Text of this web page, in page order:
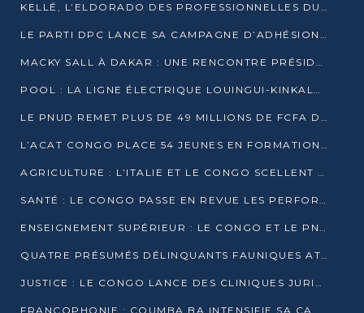
KELLÉ, L’ELDORADO DES PROFESSIONNELLES DU SEXE
LE PARTI DPC LANCE SA CAMPAGNE D’ADHÉSIONS ET VEUT STRUCTURER SA PRÉSENCE DANS LES 15 DÉPARTEMENTS
MACKY SALL À DAKAR : UNE RENCONTRE PRÉSIDENTIELLE QUI DIVISE L’OPINION SÉNÉGALAISE
POOL : LA LIGNE ÉLECTRIQUE LOUINGUI-KINKALA-BOKO MISE EN SERVICE
LE PNUD REMET PLUS DE 49 MILLIONS DE FCFA D’ÉQUIPEMENTS POUR ACCÉLÉRER LA NUMÉRISATION DU SYSTÈME DE SANTÉ
L’ACAT CONGO PLACE 54 JEUNES EN FORMATION PROFESSIONNELLE
AGRICULTURE : L’ITALIE ET LE CONGO SCELLENT UN PARTENARIAT POUR UNE PRODUCTION LOCALE DURABLE
SANTÉ : LE CONGO PASSE EN REVUE LES PERFORMANCES DE SES HÔPITAUX À MI-PARCOURS
ENSEIGNEMENT SUPÉRIEUR : LE CONGO ET LE PNUD VEULENT RAPPROCHER LA FORMATION UNIVERSITAIRE DES BESOINS DU MARCHÉ DE L’EMPLOI
QUATRE PRÉSUMÉS DÉLINQUANTS FAUNIQUES ATTENDUS DEVANT LA JUSTICE POUR TRAFIC D’IVOIRE
JUSTICE : LE CONGO LANCE DES CLINIQUES JURIDIQUES POUR RAPPROCHER LE DROIT DES CITOYENS
FRANCOPHONIE : COUMBA BA INTENSIFIE SA CAMPAGNE POUR LA SUCCESSION À LA TÊTE DE L’OIF